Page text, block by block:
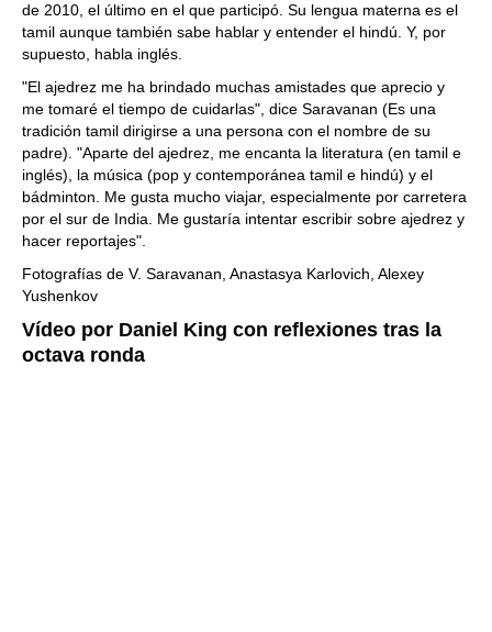
de 2010, el último en el que participó. Su lengua materna es el
tamil aunque también sabe hablar y entender el hindú. Y, por
supuesto, habla inglés.
"El ajedrez me ha brindado muchas amistades que aprecio y
me tomaré el tiempo de cuidarlas", dice Saravanan (Es una
tradición tamil dirigirse a una persona con el nombre de su
padre). "Aparte del ajedrez, me encanta la literatura (en tamil e
inglés), la música (pop y contemporánea tamil e hindú) y el
bádminton. Me gusta mucho viajar, especialmente por carretera
por el sur de India. Me gustaría intentar escribir sobre ajedrez y
hacer reportajes".
Fotografías de V. Saravanan, Anastasya Karlovich, Alexey
Yushenkov
Vídeo por Daniel King con reflexiones tras la
octava ronda